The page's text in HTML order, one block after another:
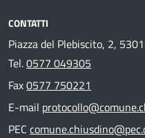
CONTATTI
Piazza del Plebiscito, 2,
Tel.0577 049305
Fax0577 750221
E-mail
PEC